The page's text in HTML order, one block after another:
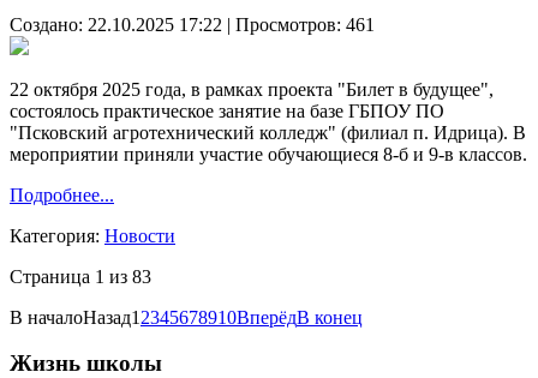
Создано: 22.10.2025 17:22 | Просмотров: 461
22 октября 2025 года, в рамках проекта "Билет в будущее",
состоялось практическое занятие на базе ГБПОУ ПО
"Псковский агротехнический колледж" (филиал п. Идрица). В
мероприятии приняли участие обучающиеся 8-б и 9-в классов.
Подробнее...
Категория: Новости
Страница 1 из 83
В началоНазад1 2345678910ВперёдВ конец
Жизнь школы